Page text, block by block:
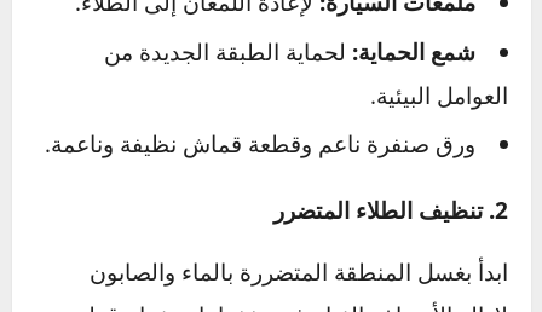
قبل البدء، تأكد من توفر الأدوات التالية:
معالجة الخدوش بفعالية.
ملمعات السيارة:لإعادة اللمعان إلى الطلاء.